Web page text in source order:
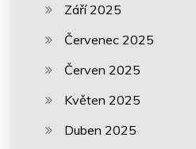
Září 2025
Červenec 2025
Červen 2025
Květen 2025
Duben 2025